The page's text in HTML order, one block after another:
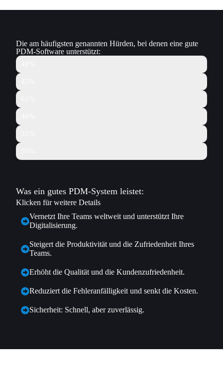
Die am häufigsten genannten Hürden, bei denen eine gute
PDM-Software unterstützt:
Was ein gutes PDM-System leistet:
Klicken für weitere Details
Vernetzt Ihre Teams weltweit und unterstützt Ihre
Digitalisierung.
Steigert die Produktivität und die Zufriedenheit Ihres
Teams.
Erhöht die Qualität und die Kundenzufriedenheit.
Reduziert die Fehleranfälligkeit und senkt die Kosten.
Sicherheit: Schnell, aber zuverlässig.